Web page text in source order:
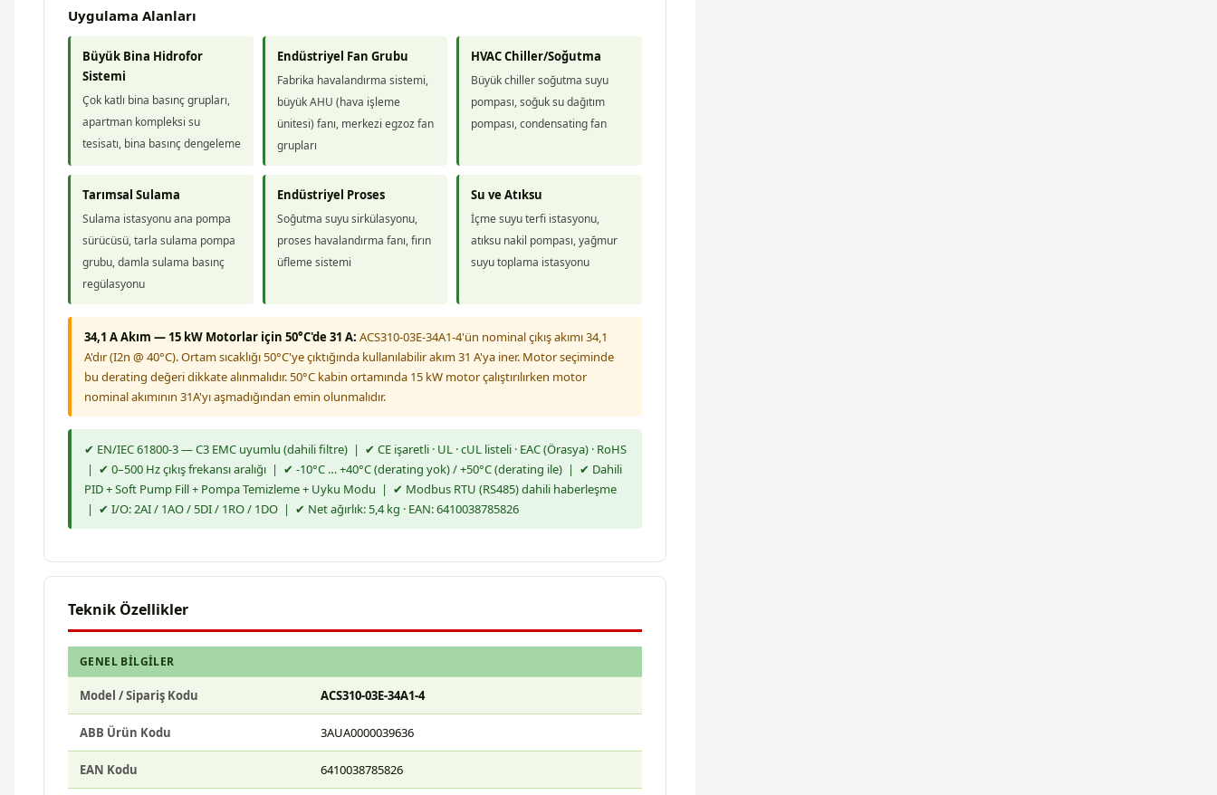
Uygulama Alanları
Büyük Bina Hidrofor
Sistemi
Çok katlı bina basınç grupları,
apartman kompleksi su
tesisatı, bina basınç dengeleme
Endüstriyel Fan Grubu
Fabrika havalandırma sistemi,
büyük AHU (hava işleme
ünitesi) fanı, merkezi egzoz fan
grupları
HVAC Chiller/Soğutma
Büyük chiller soğutma suyu
pompası, soğuk su dağıtım
pompası, condensating fan
Tarımsal Sulama
Sulama istasyonu ana pompa
sürücüsü, tarla sulama pompa
grubu, damla sulama basınç
regülasyonu
Endüstriyel Proses
Soğutma suyu sirkülasyonu,
proses havalandırma fanı, fırın
üfleme sistemi
Su ve Atıksu
İçme suyu terfi istasyonu,
atıksu nakil pompası, yağmur
suyu toplama istasyonu
34,1 A Akım — 15 kW Motorlar için 50°C'de 31 A: ACS310-03E-34A1-4'ün nominal çıkış akımı 34,1
A'dır (I2n @ 40°C). Ortam sıcaklığı 50°C'ye çıktığında kullanılabilir akım 31 A'ya iner. Motor seçiminde
bu derating değeri dikkate alınmalıdır. 50°C kabin ortamında 15 kW motor çalıştırılırken motor
nominal akımının 31A'yı aşmadığından emin olunmalıdır.
✔ EN/IEC 61800-3 — C3 EMC uyumlu (dahili filtre) | ✔ CE işaretli · UL · cUL listeli · EAC (Örasya) · RoHS
| ✔ 0–500 Hz çıkış frekansı aralığı | ✔ -10°C … +40°C (derating yok) / +50°C (derating ile) | ✔ Dahili
PID + Soft Pump Fill + Pompa Temizleme + Uyku Modu | ✔ Modbus RTU (RS485) dahili haberleşme
| ✔ I/O: 2AI / 1AO / 5DI / 1RO / 1DO | ✔ Net ağırlık: 5,4 kg · EAN: 6410038785826
Teknik Özellikler
GENEL BILGILER
Model / Sipariş Kodu ACS310-03E-34A1-4
ABB Ürün Kodu 3AUA0000039636
EAN Kodu 6410038785826